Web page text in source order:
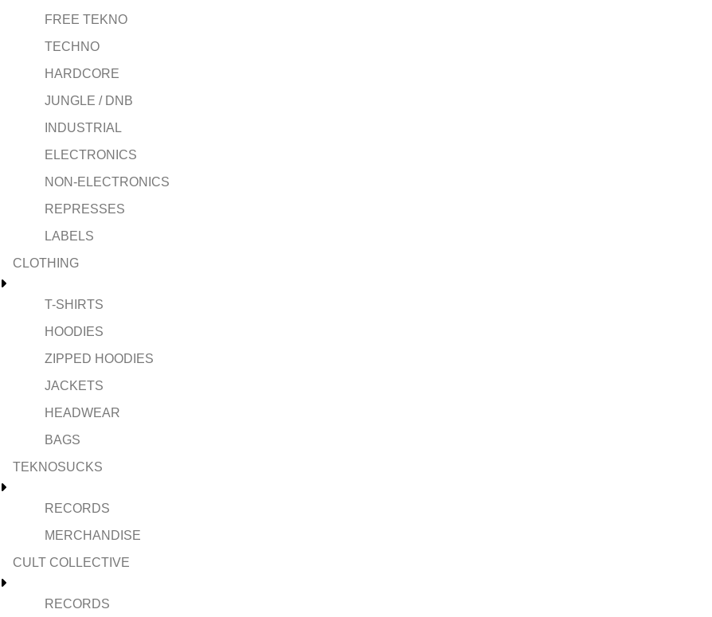
FREE TEKNO
TECHNO
HARDCORE
JUNGLE / DNB
INDUSTRIAL
ELECTRONICS
NON-ELECTRONICS
REPRESSES
LABELS
CLOTHING
T-SHIRTS
HOODIES
ZIPPED HOODIES
JACKETS
HEADWEAR
BAGS
TEKNOSUCKS
RECORDS
MERCHANDISE
CULT COLLECTIVE
RECORDS